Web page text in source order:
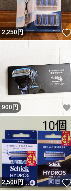
2,250円
900 円
2,500円